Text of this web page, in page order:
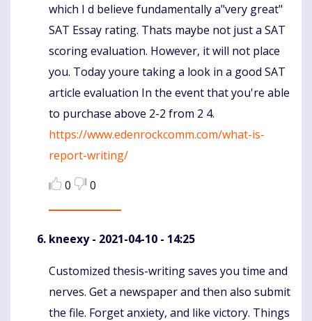
which I d believe fundamentally a"very great"
SAT Essay rating. Thats maybe not just a SAT
scoring evaluation. However, it will not place
you. Today youre taking a look in a good SAT
article evaluation In the event that you're able
to purchase above 2-2 from 2 4.
https://www.edenrockcomm.com/what-is-
report-writing/
0
0
kneexy- 2021-04-10 - 14:25
Komentaras
Customized thesis-writing saves you time and
nerves. Get a newspaper and then also submit
the file. Forget anxiety, and like victory. Things